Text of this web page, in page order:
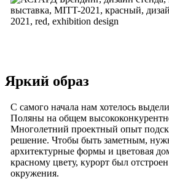
Яркий образ
С самого начала нам хотелось
Поляны на общем
Многолетний проектный опыт
решение. Чтобы быть заметным,
архитектурные формы и цветовая
красному цвету, курорт был
окружения.